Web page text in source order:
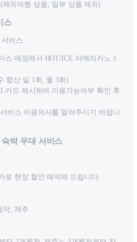
해외여행 상품, 일부 상품 제외)
스
비스
스 매장에서 HOT/ICE 아메리카노 1
합산 일 1회, 월 3회)
카드 제시하여 이용가능여부 확인 후
비스 이용의사를 알려주시기 바랍니
박 우대 서비스
로 현장 할인 예약해 드립니다.
악, 제주